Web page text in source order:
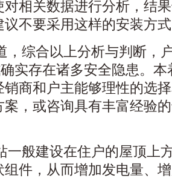
相关数据进行分析，结
不要采用这样的安装方
，综合以上分析与判断，
确实存在诸多安全隐患。
商和户主能够理性的选
，或咨询具有丰富经验
一般建设在住户的屋顶上
件，从而增加发电量、